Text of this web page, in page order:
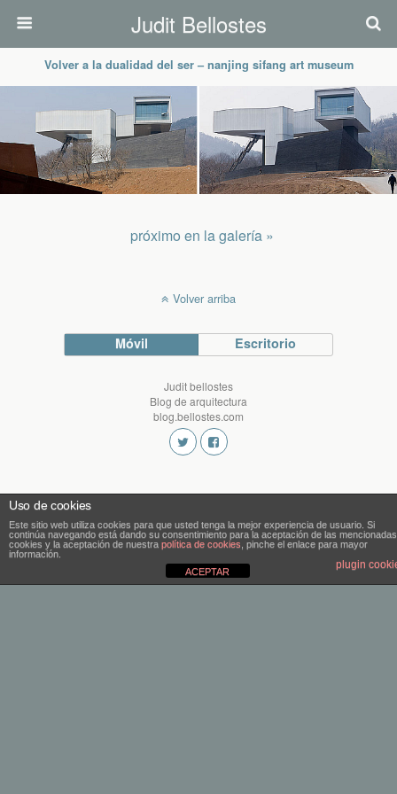
Judit Bellostes
Volver a la dualidad del ser – nanjing sifang art museum
próximo en la galería »
Volver arriba
Móvil Escritorio
Judit bellostes
Blog de arquitectura
blog.bellostes.com
Uso de cookies
Este sitio web utiliza cookies para que usted tenga la mejor experiencia de usuario. Si
continúa navegando está dando su consentimiento para la aceptación de las mencionadas
cookies y la aceptación de nuestra política de cookies , pinche el enlace para mayor
información.
plugin
ACEPTAR